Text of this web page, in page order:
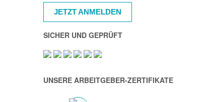
JETZT ANMELDEN
SICHER UND GEPRÜFT
UNSERE ARBEITGEBER-ZERTIFIKATE